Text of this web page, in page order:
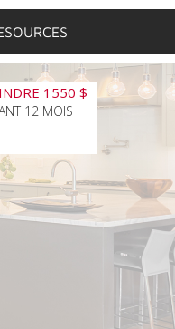
1550 $
12 MOIS